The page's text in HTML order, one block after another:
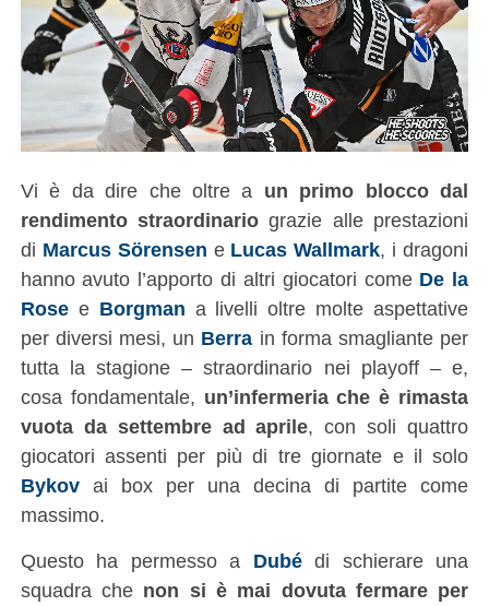
Vi è da dire che oltre a un primo blocco dal
rendimento straordinario grazie alle prestazioni
di Marcus Sörensen e Lucas Wallmark, i dragoni
hanno avuto l’apporto di altri giocatori come De la
Rosee Borgman a livelli oltre molte aspettative
per diversi mesi, un Berra in forma smagliante per
tutta la stagione – straordinario nei playoff – e,
cosa fondamentale, un’infermeria che è rimasta
vuota da settembre ad aprile, con soli quattro
giocatori assenti per più di tre giornate e il solo
Bykovai box per una decina di partite come
massimo.
Questo ha permesso a Dubédi schierare una
squadra che non si è mai dovuta fermare per